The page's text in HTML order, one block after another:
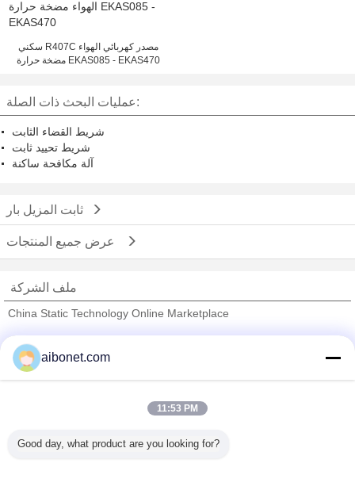
سكني R407C مصدر كهربائي الهواء
مضخة حرارة EKAS085 - EKAS470
عمليات البحث ذات الصلة:
شريط القضاء الثابت
شريط تحييد ثابت
آلة مكافحة ساكنة
ثابت المزيل بار
ملف الشركة
China Static Technology Online Marketplace
Trust Seal
جميع المنتجات
aibonet.com
11:53 PM
Good day, what product are you looking for?